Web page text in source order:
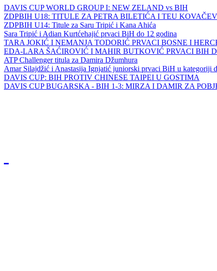
DAVIS CUP WORLD GROUP I: NEW ZELAND vs BIH
ZDPBIH U18: TITULE ZA PETRA BILETIĆA I TEU
ZDPBIH U14: Titule za Saru Tripić i Kana Ahića
Sara Tripić i Adian Kurtćehajić prvaci BiH do 12 godina
TARA JOKIĆ I NEMANJA TODORIĆ PRVACI BOSNE I
EDA-LARA ŠAĆIROVIĆ I MAHIR BUTKOVIĆ PRVACI BIH
ATP Challenger titula za Damira Džumhura
Amar Silajdžić i Anastasija Ignjatić juniorski prvaci BiH u kategoriji
DAVIS CUP: BIH PROTIV CHINESE TAIPEI U GOSTIMA
DAVIS CUP BUGARSKA - BIH 1-3: MIRZA I DAMIR ZA